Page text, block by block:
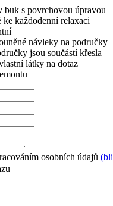
buk s povrchovou úpravou
ke každodenní relaxaci
návleky na područky
jsou součástí křesla
látky na dotaz
osobních údajů